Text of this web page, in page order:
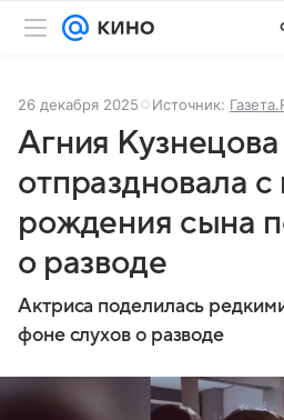
26 декабря 2025 Источник:
Агния Кузнецова
отпраздновала
рождения сына
о разводе
Актриса поделилась
фоне слухов о разводе